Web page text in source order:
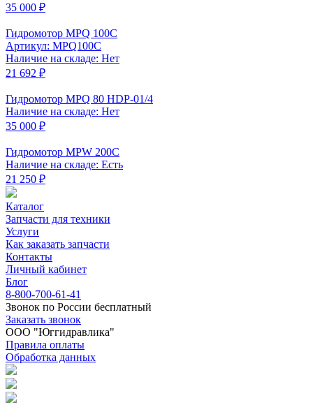
35 000 ₽
Гидромотор MPQ 100C
Артикул: MPQ100C
Наличие на складе: Нет
21 692 ₽
Гидромотор MPQ 80 HDP-01/4
Наличие на складе: Нет
35 000 ₽
Гидромотор MPW 200C
Наличие на складе: Есть
21 250 ₽
Каталог
Запчасти для техники
Услуги
Как заказать запчасти
Контакты
Личный кабинет
Блог
8-800-700-61-41
Звонок по России бесплатный
Заказать звонок
ООО "Юггидравлика"
Правила оплаты
Обработка данных